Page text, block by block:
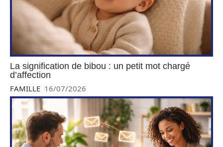
La signification de bibou : un petit mot chargé
d’affection
FAMILLE 16/07/2026